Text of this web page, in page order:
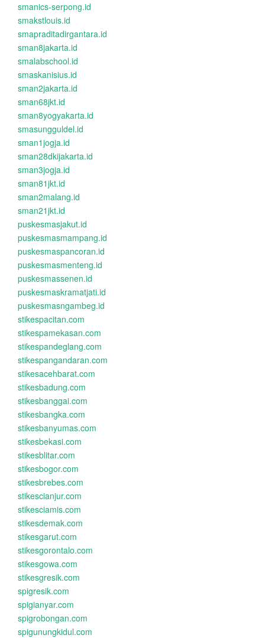
smanics-serpong.id
smakstlouis.id
smapraditadirgantara.id
sman8jakarta.id
smalabschool.id
smaskanisius.id
sman2jakarta.id
sman68jkt.id
sman8yogyakarta.id
smasungguldel.id
sman1jogja.id
sman28dkijakarta.id
sman3jogja.id
sman81jkt.id
sman2malang.id
sman21jkt.id
puskesmasjakut.id
puskesmasmampang.id
puskesmaspancoran.id
puskesmasmenteng.id
puskesmassenen.id
puskesmaskramatjati.id
puskesmasngambeg.id
stikespacitan.com
stikespamekasan.com
stikespandeglang.com
stikespangandaran.com
stikesacehbarat.com
stikesbadung.com
stikesbanggai.com
stikesbangka.com
stikesbanyumas.com
stikesbekasi.com
stikesblitar.com
stikesbogor.com
stikesbrebes.com
stikescianjur.com
stikesciamis.com
stikesdemak.com
stikesgarut.com
stikesgorontalo.com
stikesgowa.com
stikesgresik.com
spigresik.com
spigianyar.com
spigrobongan.com
spigunungkidul.com